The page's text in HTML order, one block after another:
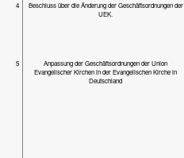
4
Beschluss über die Änderung der Geschäftsordnungen der
UEK.
5
Anpassung der Geschäftsordnungen der Union
Evangelischer Kirchen in der Evangelischen Kirche in
Deutschland